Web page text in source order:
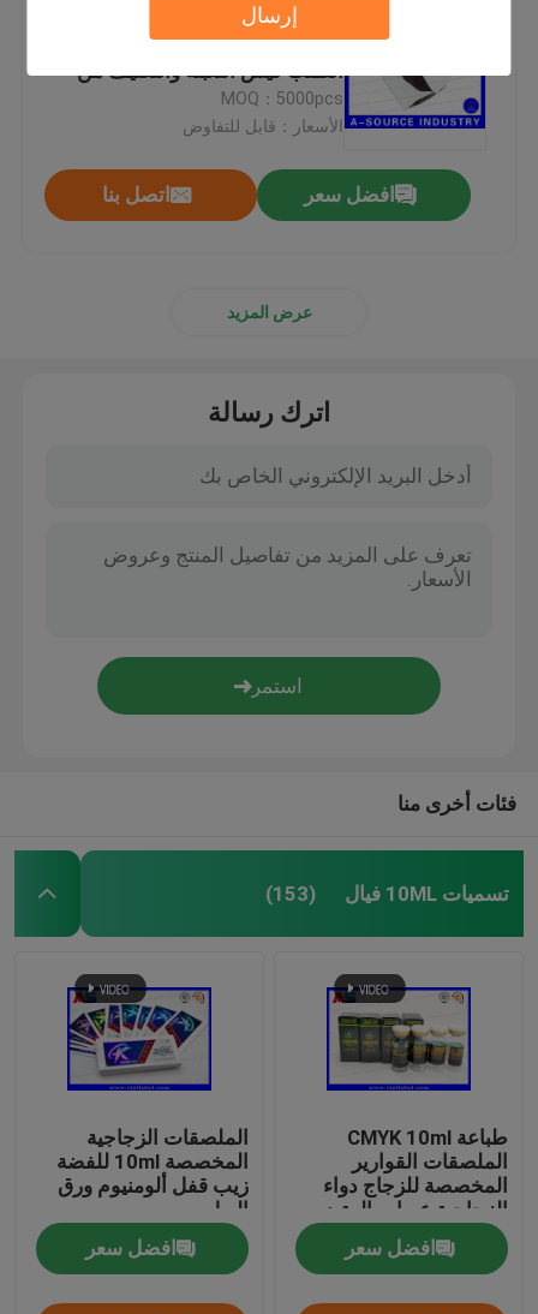
إرسال
كيس زيبلوك من ورق الألومنيوم
الختم الحراري المطبوع حسب
الطلب كيس التعبئة والتغليف من
ورق الألومنيوم القابل لإعادة الإغلاق
SGS ISO 9001
MOQ：5000pcs
الأسعار：قابل للتفاوض
افضل سعر اتصل بنا
عرض المزيد
اترك رسالة
فئات أخرى منا
تسميات 10ML فيال (153)
طباعة CMYK 10ml
الملصقات القوارير
المخصصة للزجاج دواء
الزجاجية عبوات الببتيد
التعبئة
افضل سعر
الملصقات الزجاجية
المخصصة 10ml للفضة
زيب قفل ألومنيوم ورق
البول
افضل سعر